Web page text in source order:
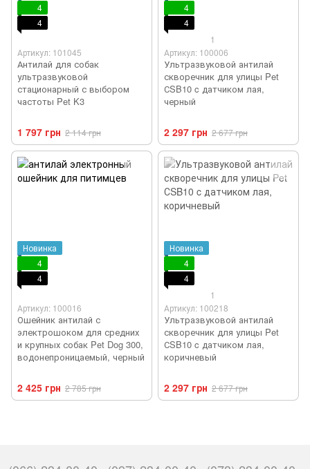
4
4
Артикул: 101045
Антилай для собак
ультразвуковой
стационарный с выбором
частоты Pet K3
1 797 грн 2 114 грн
4
4
1
Артикул: 100006
Ультразвуковой антилай
скворечник для улицы Pet
СSB10 c датчиком лая,
черный
2 297 грн 2 677 грн
Новинка
4
4
Артикул: 100016
Ошейник антилай с
электрошоком для средних
и крупных собак Pet Dog 300,
водонепроницаемый, черный
2 425 грн 2 785 грн
Новинка
4
4
1
Артикул: 100218
Ультразвуковой антилай
скворечник для улицы Pet
СSB10 c датчиком лая,
коричневый
2 297 грн 2 677 грн